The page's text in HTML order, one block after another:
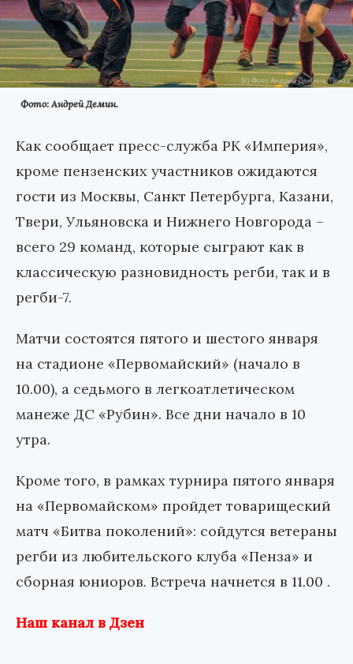
Фото: Андрей Демин.
Как сообщает пресс-служба РК «Империя»,
кроме пензенских участников ожидаются
гости из Москвы, Санкт Петербурга, Казани,
Твери, Ульяновска и Нижнего Новгорода –
всего 29 команд, которые сыграют как в
классическую разновидность регби, так и в
регби-7.
Матчи состоятся пятого и шестого января
на стадионе «Первомайский» (начало в
10.00), а седьмого в легкоатлетическом
манеже ДС «Рубин». Все дни начало в 10
утра.
Кроме того, в рамках турнира пятого января
на «Первомайском» пройдет товарищеский
матч «Битва поколений»: сойдутся ветераны
регби из любительского клуба «Пенза» и
сборная юниоров. Встреча начнется в 11.00 .
Наш канал в Дзен